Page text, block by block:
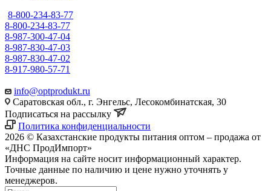
8-800-234-83-77
8-800-234-83-77
8-987-300-47-04
8-987-830-47-03
8-987-830-47-02
8-917-980-57-71
info@optprodukt.ru
Саратовская обл., г. Энгельс, Лесокомбинатская, 30
Подписаться на рассылку
Политика конфиденциальности
2026 © Казахстанские продукты питания оптом – продажа от
«ДНС ПродИмпорт»
Информация на сайте носит информационный характер.
Точные данные по наличию и цене нужно уточнять у
менеджеров.